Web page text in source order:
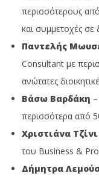
περισσότερους
και συμμετοχές
Παντελής
Consultant με
ανώτατες
Βάσω Βαρδάκη
περισσότερα από
Χριστιάνα Τζίνι
του Business &
Δήμητρα